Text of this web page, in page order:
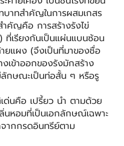
บาทสำคัญในการผสมเกสร
คัญคือ การสร้างรังไข่
เรียงกันเป็นแผ่นแบนซ้อน
ยแผง (จึงเป็นที่มาของชื่อ
เข้าออกของรังมักสร้าง
กษณะเป็นท่อสั้น ๆ หรือรู
ด่นคือ เปรี้ยว นำ ตามด้วย
นหอมที่เป็นเอกลักษณ์เฉพาะ
ากกรดอินทรีย์ตาม